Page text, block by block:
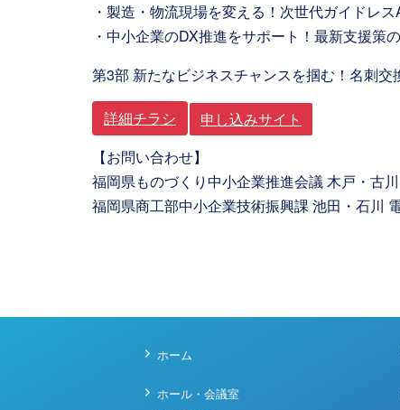
・製造・物流現場を変える！次世代ガイド
・中小企業のDX推進をサポート！最新支援
第3部 新たなビジネスチャンスを掴む！名刺交
詳細チラシ
申し込みサイト
【お問い合わせ】
福岡県ものづくり中小企業推進会議 木戸・古
福岡県商工部中小企業技術振興課 池田・石川
ホーム
ホール・会議室